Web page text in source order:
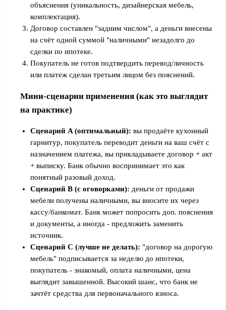
объяснения (уникальность, дизайнерская мебель,
комплектация).
Договор составлен "задним числом", а деньги внесены
на счёт одной суммой "наличными" незадолго до
сделки по ипотеке.
Покупатель не готов подтвердить перевод/личность
или платеж сделан третьим лицом без пояснений.
Мини-сценарии применения (как это выглядит
на практике)
Сценарий A (оптимальный): вы продаёте кухонный
гарнитур, покупатель переводит деньги на ваш счёт с
назначением платежа, вы прикладываете договор + акт
+ выписку. Банк обычно воспринимает это как
понятный разовый доход.
Сценарий B (с оговорками): деньги от продажи
мебели получены наличными, вы вносите их через
кассу/банкомат. Банк может попросить доп. пояснения
и документы, а иногда - предложить заменить
источник.
Сценарий C (лучше не делать): "договор на дорогую
мебель" подписывается за неделю до ипотеки,
покупатель - знакомый, оплата наличными, цена
выглядит завышенной. Высокий шанс, что банк не
зачтёт средства для первоначального взноса.